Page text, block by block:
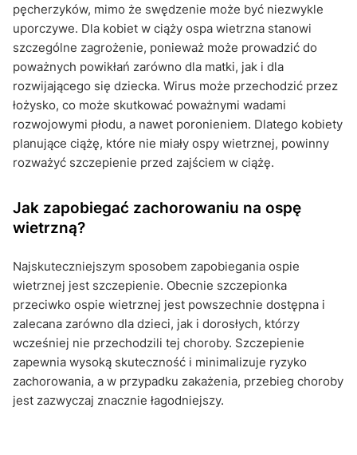
pęcherzyków, mimo że swędzenie może być niezwykle
uporczywe. Dla kobiet w ciąży ospa wietrzna stanowi
szczególne zagrożenie, ponieważ może prowadzić do
poważnych powikłań zarówno dla matki, jak i dla
rozwijającego się dziecka. Wirus może przechodzić przez
łożysko, co może skutkować poważnymi wadami
rozwojowymi płodu, a nawet poronieniem. Dlatego kobiety
planujące ciążę, które nie miały ospy wietrznej, powinny
rozważyć szczepienie przed zajściem w ciążę.
Jak zapobiegać zachorowaniu na ospę
wietrzną?
Najskuteczniejszym sposobem zapobiegania ospie
wietrznej jest szczepienie. Obecnie szczepionka
przeciwko ospie wietrznej jest powszechnie dostępna i
zalecana zarówno dla dzieci, jak i dorosłych, którzy
wcześniej nie przechodzili tej choroby. Szczepienie
zapewnia wysoką skuteczność i minimalizuje ryzyko
zachorowania, a w przypadku zakażenia, przebieg choroby
jest zazwyczaj znacznie łagodniejszy.